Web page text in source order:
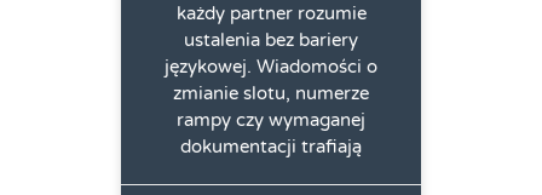
każdy partner rozumie
ustalenia bez bariery
językowej. Wiadomości o
zmianie slotu, numerze
rampy czy wymaganej
dokumentacji trafiają